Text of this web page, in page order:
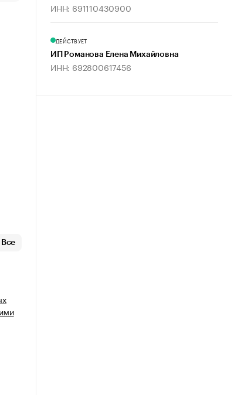
Все
ИНН: 691110430900
ДЕЙСТВУЕТ
ИП Романова Елена Михайловна
ИНН: 692800617456